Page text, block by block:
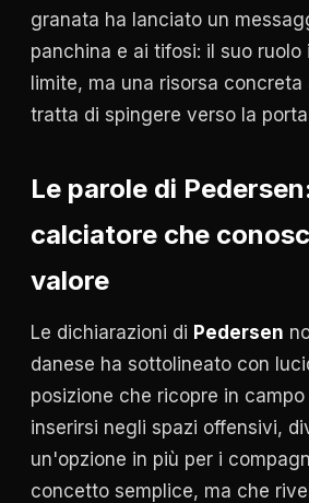
granata ha lanciato un
panchina e ai tifosi: il suo ruolo
limite, ma una risorsa concreta
tratta di spingere verso la
Le parole di
calciatore che
valore
Le dichiarazioni di Pedersen
danese ha sottolineato con
posizione che ricopre in
inserirsi negli spazi offensivi,
un'opzione in più per i
concetto semplice, ma che